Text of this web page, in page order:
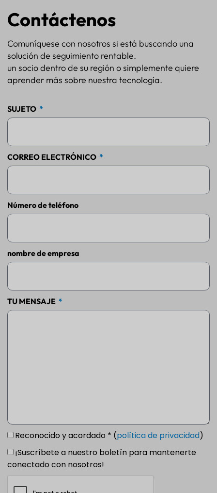
Contáctenos
Comuníquese con nosotros si está buscando una
solución de seguimiento rentable.
un socio dentro de su región o simplemente quiere
aprender más sobre nuestra tecnología.
SUJETO
CORREO ELECTRÓNICO
Número de teléfono
nombre de empresa
TU MENSAJE
Reconocido y acordado * (política de privacidad)
¡Suscríbete a nuestro boletín para mantenerte
conectado con nosotros!